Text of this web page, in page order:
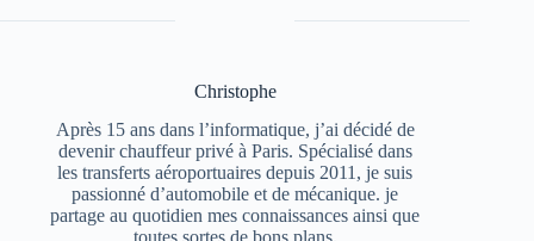
Christophe
Après 15 ans dans l’informatique, j’ai décidé de
devenir chauffeur privé à Paris. Spécialisé dans
les transferts aéroportuaires depuis 2011, je suis
passionné d’automobile et de mécanique. je
partage au quotidien mes connaissances ainsi que